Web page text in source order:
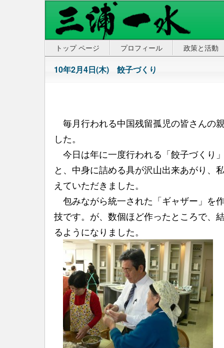
トップ ページ プロフィール 政策と活動
10年2月4日(木) 餃子づくり
毎月行われる中国残留孤児の皆さんの
した。
今日は年に一度行われる「餃子づくり
と、中身に詰める具が沢山出来あがり、
えていただきました。
包みながら統一された「ギャザー」を
技です。が、数個ほど作ったところで、
るようになりました。